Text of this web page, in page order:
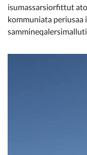
isumassarsiorfittut
kommuniata periusaa